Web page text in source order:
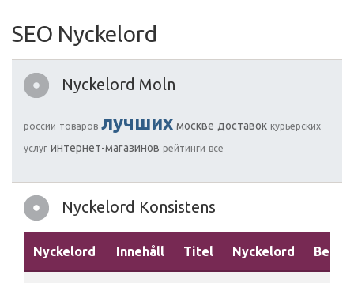
SEO Nyckelord
Nyckelord Moln
россии товаров лучших москве доставок курьерских
услуг интернет-магазинов рейтинги все
Nyckelord Konsistens
Nyckelord Innehåll Titel Nyckelord